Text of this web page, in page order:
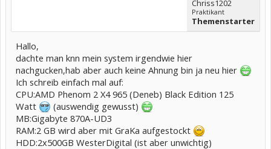
Chriss1202
Praktikant
Themenstarter
Hallo,
dachte man knn mein system irgendwie hier
nachgucken,hab aber auch keine Ahnung bin ja neu hier
Ich schreib einfach mal auf:
CPU:AMD Phenom 2 X4 965 (Deneb) Black Edition 125
Watt
(auswendig gewusst)
MB:Gigabyte 870A-UD3
RAM:2 GB wird aber mit GraKa aufgestockt
HDD:2x500GB WesterDigital (ist aber unwichtig)